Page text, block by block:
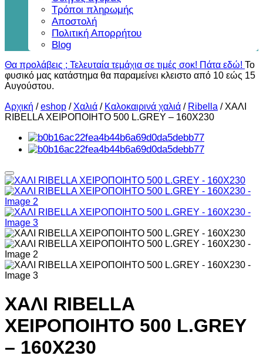
Τρόποι πληρωμής
Αποστολή
Πολιτική Απορρήτου
Blog
Θα προλάβεις ; Τελευταία τεμάχια σε τιμές σοκ! Πάτα εδώ! Το
φυσικό μας κατάστημα θα παραμείνει κλειστο από 10 εώς 15
Αυγούστου.
Αρχική /eshop / Χαλιά / Καλοκαιρινά χαλιά / Ribella / ΧΑΛΙ
RIBELLA ΧΕΙΡΟΠΟΙΗΤΟ 500 L.GREY – 160X230
ΧΑΛΙ RIBELLA
ΧΕΙΡΟΠΟΙΗΤΟ 500 L.GREY
– 160X230